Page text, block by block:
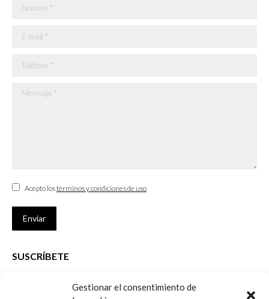
Gestionar el consentimiento de
Nombre *
E-mail *
Teléfono *
Mensaje *
Acepto lostérminos y condiciones de uso
Enviar
SUSCRÍBETE
que desarrolla el Colegio de Arquitectos de Cádiz